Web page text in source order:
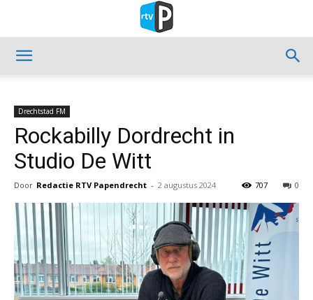
Drechtstad FM
Rockabilly Dordrecht in
Studio De Witt
Door Redactie RTV Papendrecht - 2 augustus 2024 0
707